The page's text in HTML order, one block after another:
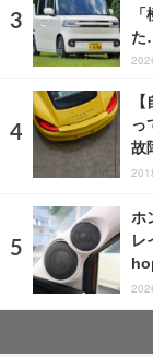
た
っ
故
ホ
レ